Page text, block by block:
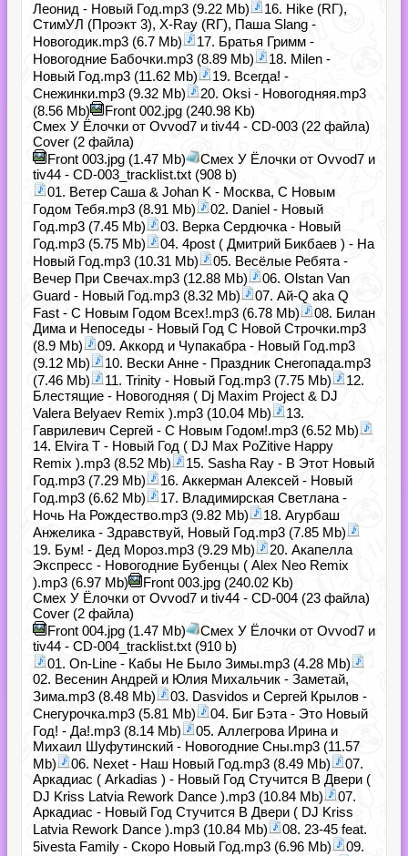
Леонид - Новый Год.mp3 (9.22 Mb)
16. Hike (RГ),
СтимУЛ (Проэкт 3), X-Ray (RГ), Паша Slang -
Новогодик.mp3 (6.7 Mb)
17. Братья Гримм -
Новогодние Бабочки.mp3 (8.89 Mb)
18. Milen -
Новый Год.mp3 (11.62 Mb)
19. Всегда! -
Снежинки.mp3 (9.32 Mb)
20. Oksi - Новогодняя.mp3
(8.56 Mb)
Front 002.jpg (240.98 Kb)
Смех У Ёлочки от Ovvod7 и tiv44 - CD-003 (22 файла)
Cover (2 файла)
Front 003.jpg (1.47 Mb)
Смех У Ёлочки от Ovvod7 и
tiv44 - CD-003_tracklist.txt (908 b)
01. Ветер Саша & Johan K - Москва, С Новым
Годом Тебя.mp3 (8.91 Mb)
02. Daniel - Новый
Год.mp3 (7.45 Mb)
03. Верка Сердючка - Новый
Год.mp3 (5.75 Mb)
04. 4post ( Дмитрий Бикбаев ) - На
Новый Год.mp3 (10.31 Mb)
05. Весёлые Ребята -
Вечер При Свечах.mp3 (12.88 Mb)
06. Olstan Van
Guard - Новый Год.mp3 (8.32 Mb)
07. Ай-Q aka Q
Fast - С Новым Годом Всех!.mp3 (6.78 Mb)
08. Билан
Дима и Непоседы - Новый Год С Новой Строчки.mp3
(8.9 Mb)
09. Аккорд и Чупакабра - Новый Год.mp3
(9.12 Mb)
10. Вески Анне - Праздник Снегопада.mp3
(7.46 Mb)
11. Trinity - Новый Год.mp3 (7.75 Mb)
12.
Блестящие - Новогодняя ( Dj Maxim Project & DJ
Valera Belyaev Remix ).mp3 (10.04 Mb)
13.
Гаврилевич Сергей - С Новым Годом!.mp3 (6.52 Mb)
14. Elvira T - Новый Год ( DJ Max PoZitive Happy
Remix ).mp3 (8.52 Mb)
15. Sasha Ray - В Этот Новый
Год.mp3 (7.29 Mb)
16. Аккерман Алексей - Новый
Год.mp3 (6.62 Mb)
17. Владимирская Светлана -
Ночь На Рождество.mp3 (9.82 Mb)
18. Агурбаш
Анжелика - Здравствуй, Новый Год.mp3 (7.85 Mb)
19. Бум! - Дед Мороз.mp3 (9.29 Mb)
20. Акапелла
Экспресс - Новогодние Бубенцы ( Alex Neo Remix
).mp3 (6.97 Mb)
Front 003.jpg (240.02 Kb)
Смех У Ёлочки от Ovvod7 и tiv44 - CD-004 (23 файла)
Cover (2 файла)
Front 004.jpg (1.47 Mb)
Смех У Ёлочки от Ovvod7 и
tiv44 - CD-004_tracklist.txt (910 b)
01. On-Line - Кабы Не Было Зимы.mp3 (4.28 Mb)
02. Весенин Андрей и Юлия Михальчик - Заметай,
Зима.mp3 (8.48 Mb)
03. Dasvidos и Сергей Крылов -
Снегурочка.mp3 (5.81 Mb)
04. Биг Бэта - Это Новый
Год! - Да!.mp3 (8.14 Mb)
05. Аллегрова Ирина и
Михаил Шуфутинский - Новогодние Сны.mp3 (11.57
Mb)
06. Nexet - Наш Новый Год.mp3 (8.49 Mb)
07.
Аркадиас ( Arkadias ) - Новый Год Стучится В Двери (
DJ Kriss Latvia Rework Dance ).mp3 (10.84 Mb)
07.
Аркадиас - Новый Год Стучится В Двери ( DJ Kriss
Latvia Rework Dance ).mp3 (10.84 Mb)
08. 23-45 feat.
5ivesta Family - Скоро Новый Год.mp3 (6.96 Mb)
09.